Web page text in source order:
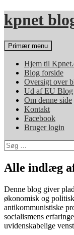
Hop
til
kpnet
Søg
Primær menu
Hjem til
Blog forside
Oversigt over
Ud af EU Blog
Om denne side
Kontakt
Facebook
Bruger login
Søg
efter:
Alle indlæg
Denne blog giver
økonomisk og
antikommunistiske
socialismens
uvidenskabelige